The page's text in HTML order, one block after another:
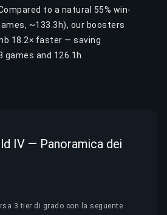
to a natural 55% win-
~133.3h), our boosters
18.2× faster — saving
and 126.1h.
IV — Panoramica dei
3 tier di grado con la seguente